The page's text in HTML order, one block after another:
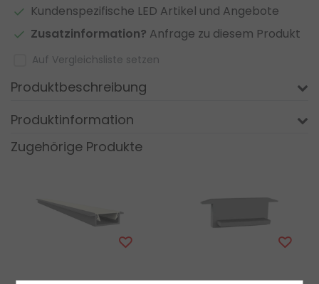
Kundenspezifische LED Artikel und Angebote
Zusatzinformation? Anfrage zu diesem Produkt
Auf Vergleichsliste setzen
Produktbeschreibung
Produktinformation
Zugehörige Produkte